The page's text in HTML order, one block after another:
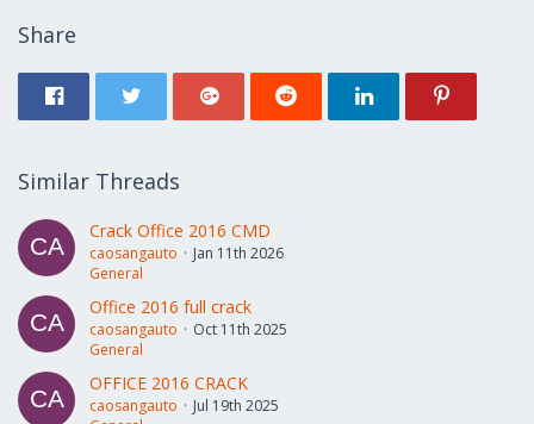
Share
Similar Threads
Crack Office 2016 CMD
caosangauto
Jan 11th 2026
General
Office 2016 full crack
caosangauto
Oct 11th 2025
General
OFFICE 2016 CRACK
caosangauto
Jul 19th 2025